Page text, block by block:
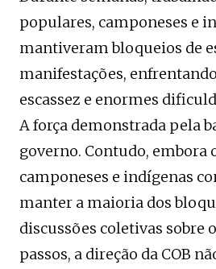
populares, camponeses e
mantiveram bloqueios de
manifestações,
escassez e enormes
A força demonstrada pela
governo. Contudo, embora
camponeses e indígenas
manter a maioria dos
discussões coletivas sobre
passos, a direção da COB